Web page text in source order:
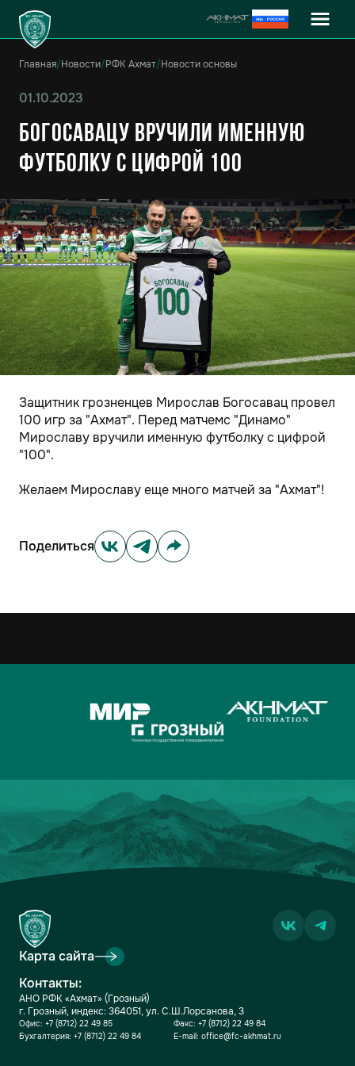
Главная/Новости/РФК Ахмат/Новости основы
01.10.2023
Богосавацу вручили именную
футболку с цифрой 100
Защитник грозненцев Мирослав Богосавац провел
100 игр за "Ахмат". Перед матчемс "Динамо"
Мирославу вручили именную футболку с цифрой
"100".
Желаем Мирославу еще много матчей за "Ахмат"!
Поделиться
Карта сайта
Контакты:
АНО РФК «Ахмат» (Грозный)
г. Грозный, индекс: 364051, ул. С.Ш.Лорсанова, 3
Офис: +7 (8712) 22 49 85
Бухгалтерия: +7 (8712) 22 49 84
Факс: +7 (8712) 22 49 84
E-mail: office@fc-akhmat.ru